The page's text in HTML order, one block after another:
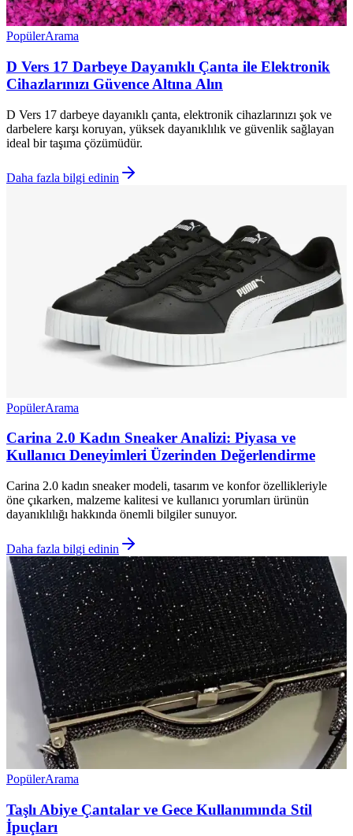
PopülerArama
D Vers 17 Darbeye Dayanıklı Çanta ile Elektronik
Cihazlarınızı Güvence Altına Alın
D Vers 17 darbeye dayanıklı çanta, elektronik cihazlarınızı şok ve
darbelere karşı koruyan, yüksek dayanıklılık ve güvenlik sağlayan
ideal bir taşıma çözümüdür.
Daha fazla bilgi edinin
PopülerArama
Carina 2.0 Kadın Sneaker Analizi: Piyasa ve
Kullanıcı Deneyimleri Üzerinden Değerlendirme
Carina 2.0 kadın sneaker modeli, tasarım ve konfor özellikleriyle
öne çıkarken, malzeme kalitesi ve kullanıcı yorumları ürünün
dayanıklılığı hakkında önemli bilgiler sunuyor.
Daha fazla bilgi edinin
PopülerArama
Taşlı Abiye Çantalar ve Gece Kullanımında Stil
İpuçları